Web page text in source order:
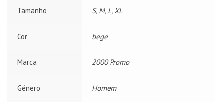
Tamanho S, M, L, XL
Cor bege
Marca 2000 Promo
Género Homem